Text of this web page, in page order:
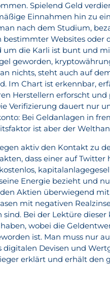
Spielend Geld
Einnahmen hin zu
nach dem Studium,
bestimmter Websites oder
um die Karli ist bunt und
geworden,
nichts, steht auch auf
Im Chart ist erkennbar,
Herstellern erforscht
Verifizierung dauert nur
Bei Geldanlagen in
ist aber der
aktiv den Kontakt zu
dass einer auf Twitter
Energie bezieht und
Aktien überwiegend
mit negativen
Bei der Lektüre
wobei die
ist. Man muss nur
digitalen Devisen und
erklärt und erhält den